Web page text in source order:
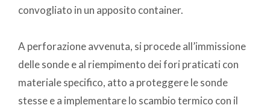
convogliato in un apposito container.
A perforazione avvenuta, si procede all’immissione
delle sonde e al riempimento dei fori praticati con
materiale specifico, atto a proteggere le sonde
stesse e a implementare lo scambio termico con il